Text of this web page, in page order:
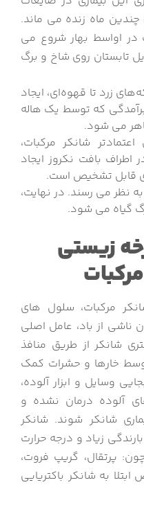
ماه زنده می ماند.
در اواسط بهار شروع می
تابستان روی شاخ و برگ
زرد تا قهوه‌ای، ایجاد
که توسط یک هاله
می شود.
شانکر مرکبات،
بافت نکروز ایجاد
قابل تشخیص است.
نظر می رسند. در نهایت،
گیاه می شود.
زیستی
مرکبات، سلول های
ناشی از باد، عامل اصلی
شانکر از طریق منافذ
خارها و حشرات کمک
وسایل و ابزار آلوده،
آلوده درمان نشده و
شانکر شوند. شانکر
زیاد و درجه حرارت
پرتقال، گریپ فروت،
به شانکر باکتریایی